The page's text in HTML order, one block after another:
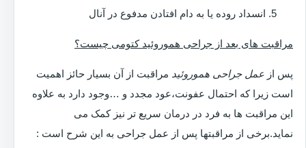
انسداد روده یا به دام افتادن مدفوع در آنال
مراقبت های بعد از جراحی هموروئید کتومی چیست؟
پس از عمل جراحی هموروئید مراقبت از آن بسیار حائز اهمیت
است زیرا که احتمال عفونت،عود مجدد و …وجود دارد به علاوه
این مراقبت ها به فرد در درمان سریع تر نیز کمک می
نماید.برخی از مراقبتها پس از عمل جراحی به این شرح است :